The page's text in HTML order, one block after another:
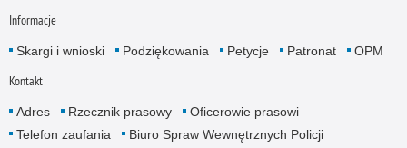
Informacje
Skargi i wnioski Podziękowania Petycje Patronat OPM
Kontakt
Adres Rzecznik prasowy
Oficerowie prasowi
Telefon zaufania
Biuro Spraw Wewnętrznych Policji